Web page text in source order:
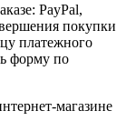
PayPal,
покупки
платежного
форму по
магазине